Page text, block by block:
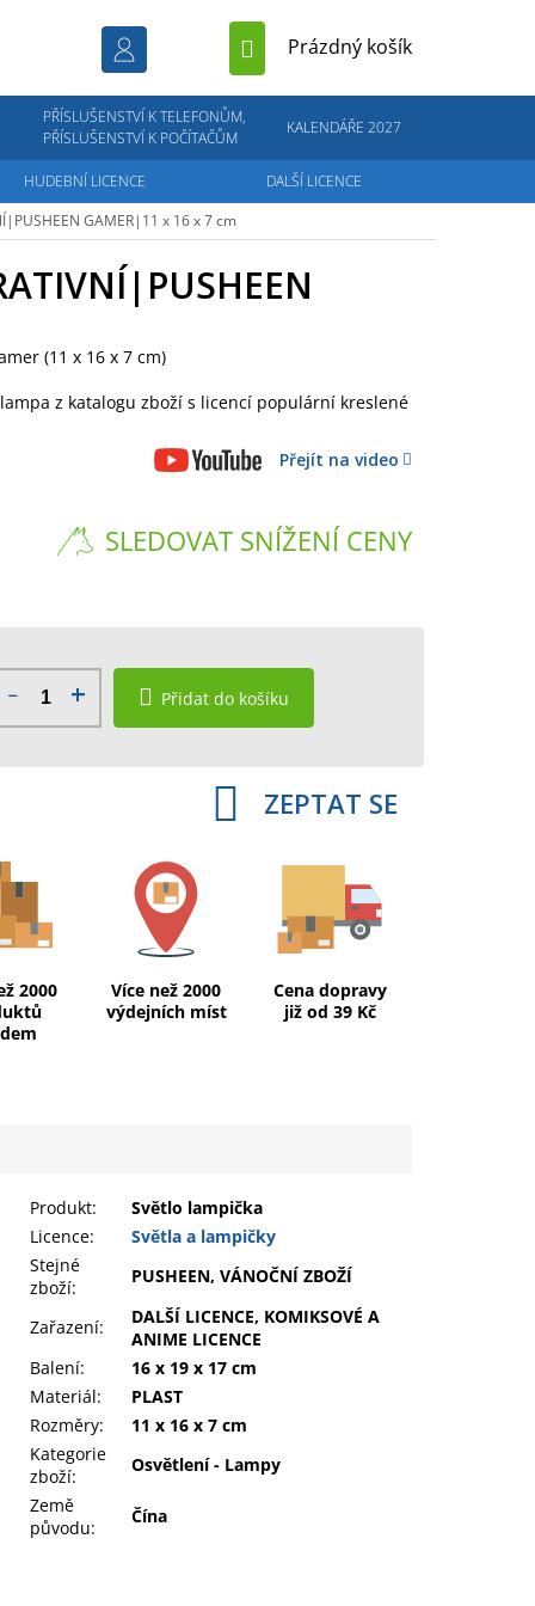
NÁKUPNÍ
Prázdný košík
PŘÍSLUŠENSTVÍ K TELEFONŮM,
PŘÍSLUŠENSTVÍ K POČÍTAČŮM
KALENDÁŘE 2027
HUDEBNÍ LICENCE
DALŠÍ LICENCE
GAMER|11 x 16 x 7 cm
(11 x 16 x 7 cm)
z katalogu zboží s licencí populární kreslené
Přejít na video
SLEDOVAT SNÍŽENÍ CENY
Přidat do košíku
ZEPTAT SE
2000
Více než 2000
výdejních míst
Cena dopravy
již od 39 Kč
Produkt:
Světlo lampička
Licence:
Světla a lampičky
Stejné
zboží:
PUSHEEN, VÁNOČNÍ ZBOŽÍ
Zařazení:
DALŠÍ LICENCE, KOMIKSOVÉ A
ANIME LICENCE
Balení:
16 x 19 x 17 cm
Materiál:
PLAST
Rozměry:
11 x 16 x 7 cm
Kategorie
zboží:
Osvětlení - Lampy
Země
původu:
Čína